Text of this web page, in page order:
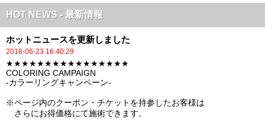
HOT NEWS - 最新情報
ホットニュースを更新しました
2018-06-23 16:40:29
★★★★★★★★★★★★★★★★
COLORING CAMPAIGN
-カラーリングキャンペーン-
※ページ内のクーポン・チケットを持参したお客様は
さらにお得価格にて施術できます。